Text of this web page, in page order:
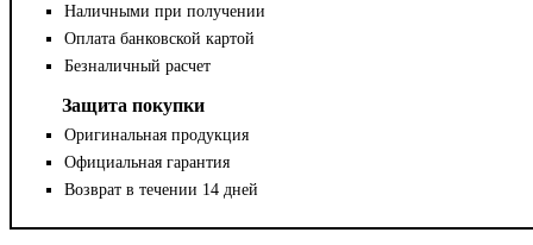
Наличными при получении
Оплата банковской картой
Безналичный расчет
Защита покупки
Оригинальная продукция
Официальная гарантия
Возврат в течении 14 дней